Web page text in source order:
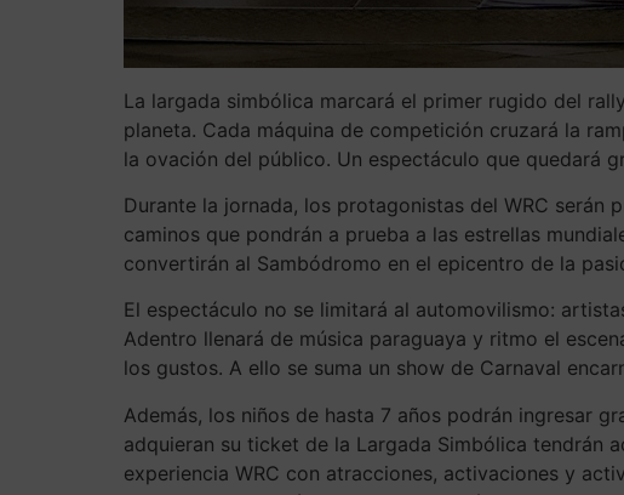
La largada simbólica marcará el primer rugido del
planeta. Cada máquina de competición cruzará la
la ovación del público. Un espectáculo que quedará
Durante la jornada, los protagonistas del WRC serán
caminos que pondrán a prueba a las estrellas
convertirán al Sambódromo en el epicentro de la
El espectáculo no se limitará al automovilismo:
Adentro llenará de música paraguaya y ritmo el
los gustos. A ello se suma un show de Carnaval
Además, los niños de hasta 7 años podrán ingresar
adquieran su ticket de la Largada Simbólica tendrán
experiencia WRC con atracciones, activaciones y